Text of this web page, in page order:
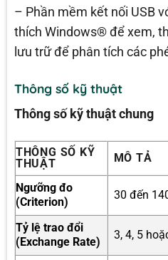
– Phần mềm kết nối USB
thích Windows® để xem,
lưu trữ để phân tích các
Thông số kỹ thuật
Thông số kỹ thuật chung
THÔNG SỐ KỸ
THUẬT
MÔ TẢ
Ngưỡng đo
(Criterion)
30 đến
Tỷ lệ trao đổi
(Exchange Rate)
3, 4, 5